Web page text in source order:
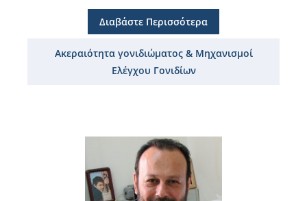
Διαβάστε Περισσότερα
Ακεραιότητα γονιδιώματος & Μηχανισμοί
Ελέγχου Γονιδίων